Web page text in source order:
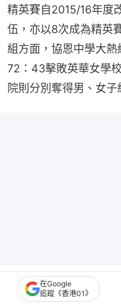
精英賽自2015/16年度
伍，亦以8次成為精英
組方面，協恩中學大熱
72：43擊敗英華女學
院則分別奪得男、女子
在Google
追蹤《香港01》